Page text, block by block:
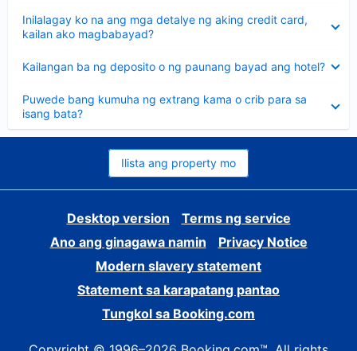
Inilalagay ko na ang mga detalye ng aking credit card,
kailan ako magbabayad?
ang
sagot
Kailangan ba ng deposito o ng paunang bayad ang hotel?
ang
Puwede bang kumuha ng extrang kama o crib para sa
isang bata?
ang
sagot
Ilista ang property mo
Desktop version
Terms ng service
Ano ang ginagawa namin
Privacy Notice
Modern slavery statement
Statement sa karapatang pantao
Tungkol sa Booking.com